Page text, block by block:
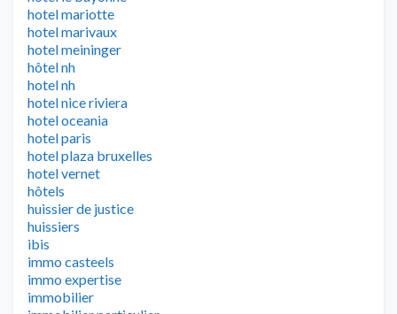
hotel mariotte
hotel marivaux
hotel meininger
hôtel nh
hotel nh
hotel nice riviera
hotel oceania
hotel paris
hotel plaza bruxelles
hotel vernet
hôtels
huissier de justice
huissiers
ibis
immo casteels
immo expertise
immobilier